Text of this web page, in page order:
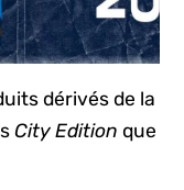
dérivés de la
City Edition que